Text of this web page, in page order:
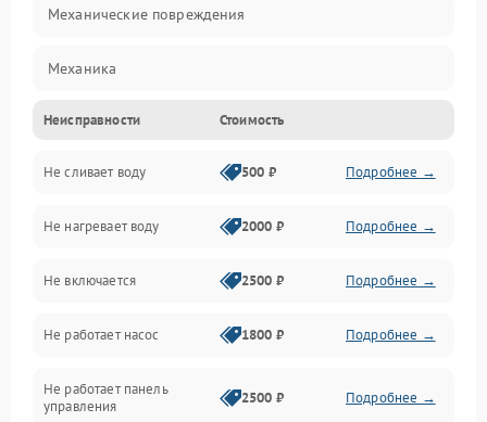
Механические повреждения
Механика
Управление
Электропитание
Датчики
Нагрев
Вода
Гигиена
Неисправности Стоимость
Не сливает воду 500 ₽ Подробнее →
Не нагревает воду 2000 ₽ Подробнее →
Не включается 2500 ₽ Подробнее →
Не работает насос 1800 ₽ Подробнее →
Не работает панель
управления
2500 ₽ Подробнее →